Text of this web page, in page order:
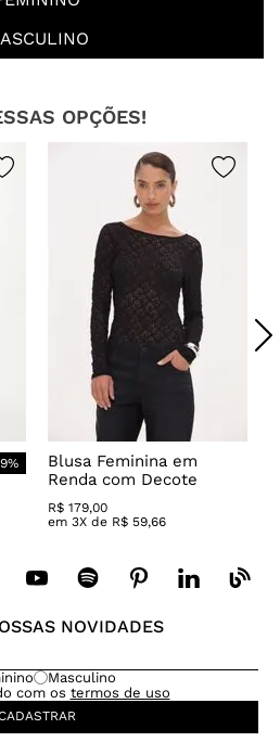
OPÇÕES!
%
Blusa Feminina em
Renda com Decote
Canoa
R$ 179,00
em 3X de R$ 59,66
NOVIDADES
Masculino
com os termos de uso